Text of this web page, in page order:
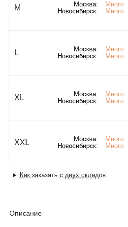
M Москва:
Много
Новосибирск:
Много
L Москва:
Много
Новосибирск:
Много
XL Москва:
Много
Новосибирск:
Много
XXL Москва:
Много
Новосибирск:
Много
Как заказать с двух складов
Описание